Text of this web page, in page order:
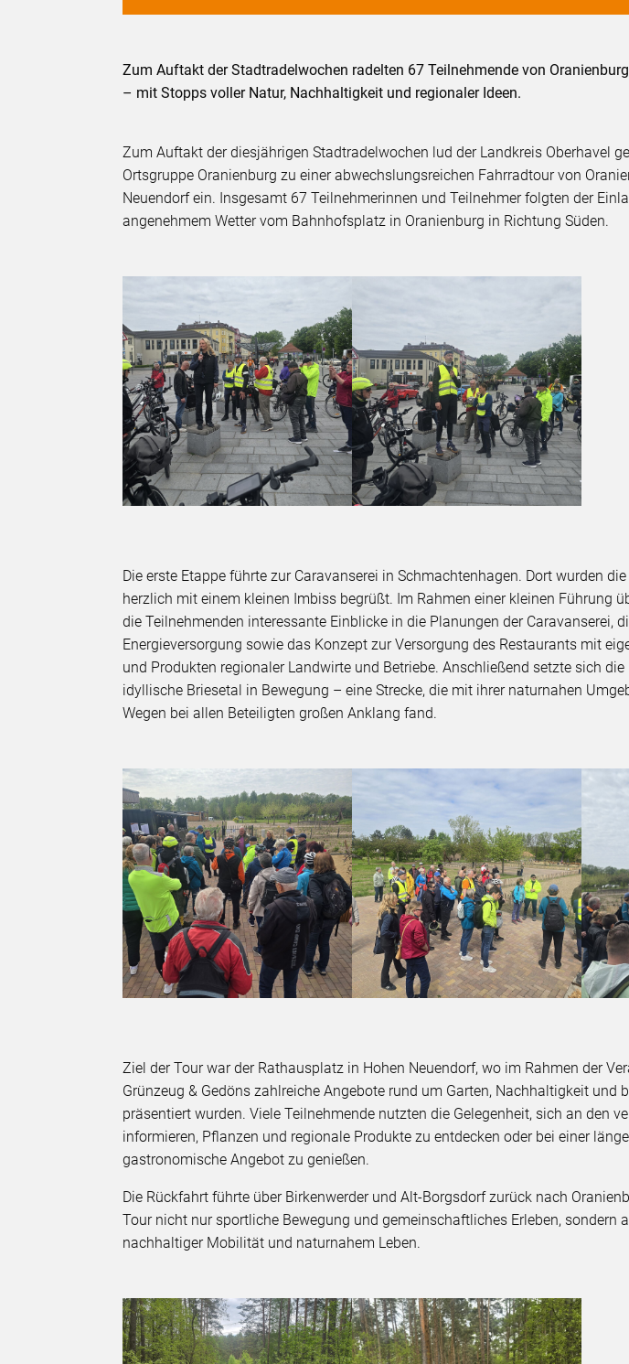
Zum Auftakt der Stadtradelwochen radelten 67 Teilnehmende von
– mit Stopps voller Natur, Nachhaltigkeit und regionaler Ideen.
Zum Auftakt der diesjährigen Stadtradelwochen lud der Landkreis Oberhavel
Ortsgruppe Oranienburg zu einer abwechslungsreichen Fahrradtour von
Neuendorf ein. Insgesamt 67 Teilnehmerinnen und Teilnehmer folgten der
angenehmem Wetter vom Bahnhofsplatz in Oranienburg in Richtung Süden.
Die erste Etappe führte zur Caravanserei in Schmachtenhagen. Dort wurden
herzlich mit einem kleinen Imbiss begrüßt. Im Rahmen einer kleinen Führung
die Teilnehmenden interessante Einblicke in die Planungen der Caravanserei,
Energieversorgung sowie das Konzept zur Versorgung des Restaurants mit
und Produkten regionaler Landwirte und Betriebe. Anschließend setzte sich
idyllische Briesetal in Bewegung – eine Strecke, die mit ihrer naturnahen
Wegen bei allen Beteiligten großen Anklang fand.
Ziel der Tour war der Rathausplatz in Hohen Neuendorf, wo im Rahmen der
Grünzeug & Gedöns zahlreiche Angebote rund um Garten, Nachhaltigkeit und
präsentiert wurden. Viele Teilnehmende nutzten die Gelegenheit, sich an den
informieren, Pflanzen und regionale Produkte zu entdecken oder bei einer
gastronomische Angebot zu genießen.
Die Rückfahrt führte über Birkenwerder und Alt-Borgsdorf zurück nach
Tour nicht nur sportliche Bewegung und gemeinschaftliches Erleben, sondern
nachhaltiger Mobilität und naturnahem Leben.